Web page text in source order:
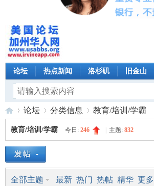
论坛 热点新闻 洛杉矶 旧金山
美»
论坛 分类信息 教育/培训/学霸
教育/培训/学霸 今日: 246 主题: 832
全部主题 最新 热门 热帖 精华 更多